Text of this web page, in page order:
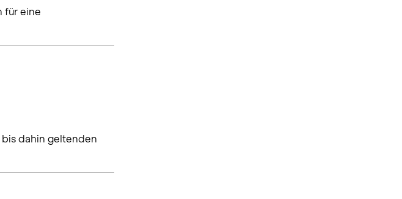
für eine
bis dahin geltenden